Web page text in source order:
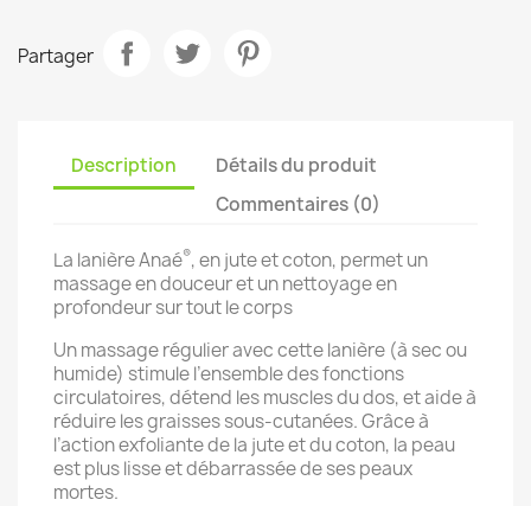
Partager
Description
Détails du produit
Commentaires (0)
La lanière Anaé®, en jute et coton, permet un
massage en douceur et un nettoyage en
profondeur sur tout le corps
Un massage régulier avec cette lanière (à sec ou
humide) stimule l’ensemble des fonctions
circulatoires, détend les muscles du dos, et aide à
réduire les graisses sous-cutanées. Grâce à
l’action exfoliante de la jute et du coton, la peau
est plus lisse et débarrassée de ses peaux
mortes.